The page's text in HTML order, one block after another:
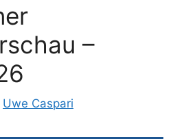
–
Uwe Caspari